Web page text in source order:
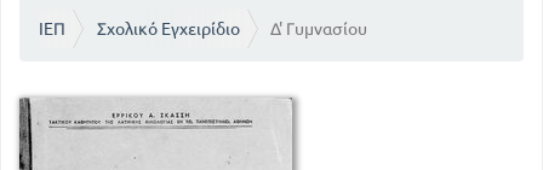
ΙΕΠ Σχολικό Εγχειρίδιο Δ' Γυμνασίου